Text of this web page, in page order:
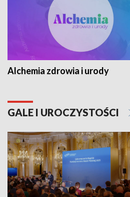
Alchemia zdrowia i urody
GALE I UROCZYSTOŚCI